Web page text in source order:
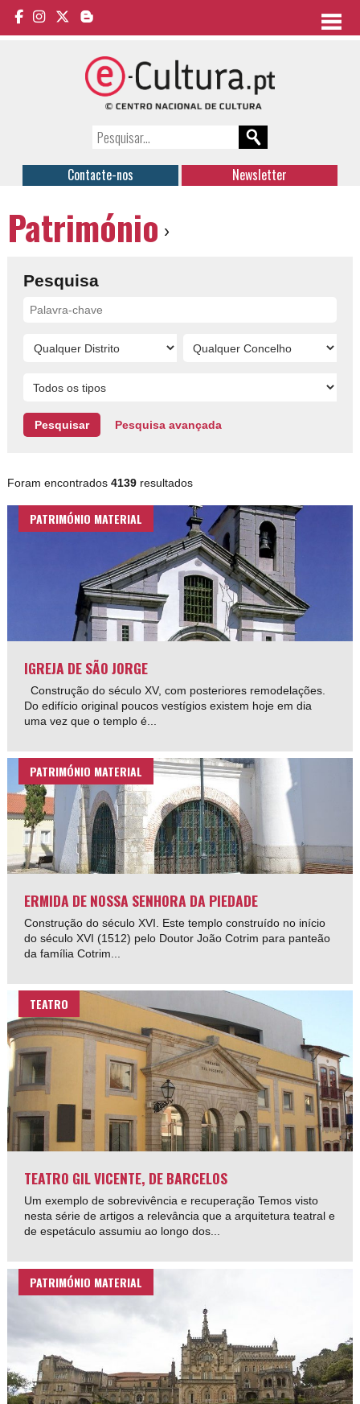
Contacte-nos Newsletter
Património ›
Pesquisa
Pesquisa avançada
Foram encontrados4139 resultados
PATRIMÓNIO MATERIAL
IGREJA DE SÃO JORGE
Construção do século XV, com posteriores remodelações.
Do edifício original poucos vestígios existem hoje em dia
uma vez que o templo é...
PATRIMÓNIO MATERIAL
ERMIDA DE NOSSA SENHORA DA PIEDADE
Construção do século XVI. Este templo construído no início
do século XVI (1512) pelo Doutor João Cotrim para panteão
da família Cotrim...
TEATRO
TEATRO GIL VICENTE, DE BARCELOS
Um exemplo de sobrevivência e recuperação Temos visto
nesta série de artigos a relevância que a arquitetura teatral e
de espetáculo assumiu ao longo dos...
PATRIMÓNIO MATERIAL